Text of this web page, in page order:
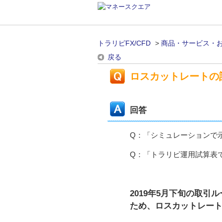
トラリピFX/CFD > 商品・サービス・
戻る
ロスカットレートの
回答
Q：「シミュレーションで
Q：「トラリピ運用試算表
2019年5月下旬の取引
ため、ロスカットレー